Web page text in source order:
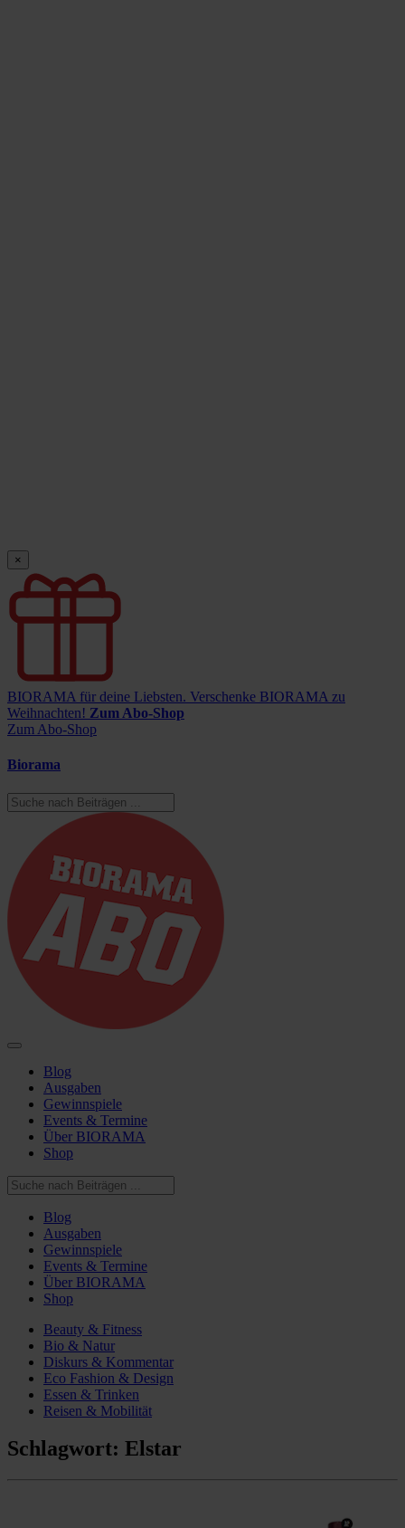
×
BIORAMA für deine Liebsten. Verschenke BIORAMA zu
Weihnachten! Zum Abo-Shop
Zum Abo-Shop
Biorama
Blog
Ausgaben
Gewinnspiele
Events & Termine
Über BIORAMA
Shop
Blog
Ausgaben
Gewinnspiele
Events & Termine
Über BIORAMA
Shop
Beauty & Fitness
Bio & Natur
Diskurs & Kommentar
Eco Fashion & Design
Essen & Trinken
Reisen & Mobilität
Schlagwort: Elstar